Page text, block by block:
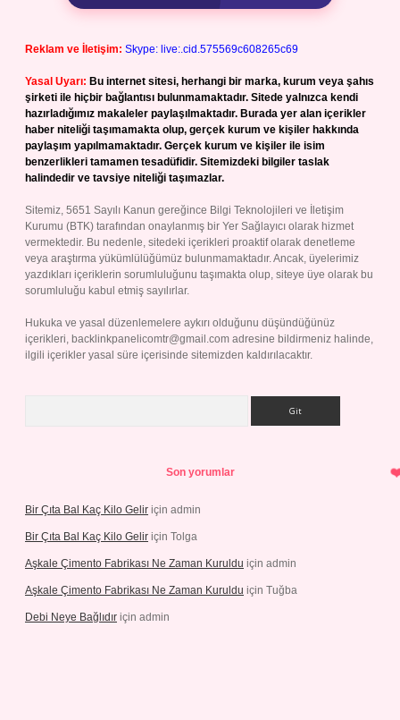
Reklam ve İletişim: Skype: live:.cid.575569c608265c69
Yasal Uyarı: Bu internet sitesi, herhangi bir marka, kurum veya şahıs
şirketi ile hiçbir bağlantısı bulunmamaktadır. Sitede yalnızca kendi
hazırladığımız makaleler paylaşılmaktadır. Burada yer alan içerikler
haber niteliği taşımamakta olup, gerçek kurum ve kişiler hakkında
paylaşım yapılmamaktadır. Gerçek kurum ve kişiler ile isim
benzerlikleri tamamen tesadüfidir. Sitemizdeki bilgiler taslak
halindedir ve tavsiye niteliği taşımazlar.
Sitemiz, 5651 Sayılı Kanun gereğince Bilgi Teknolojileri ve İletişim
Kurumu (BTK) tarafından onaylanmış bir Yer Sağlayıcı olarak hizmet
vermektedir. Bu nedenle, sitedeki içerikleri proaktif olarak denetleme
veya araştırma yükümlülüğümüz bulunmamaktadır. Ancak, üyelerimiz
yazdıkları içeriklerin sorumluluğunu taşımakta olup, siteye üye olarak bu
sorumluluğu kabul etmiş sayılırlar.
Hukuka ve yasal düzenlemelere aykırı olduğunu düşündüğünüz
içerikleri, backlinkpanelicomtr@gmail.com adresine bildirmeniz halinde,
ilgili içerikler yasal süre içerisinde sitemizden kaldırılacaktır.
Son yorumlar
Bir Çıta Bal Kaç Kilo Gelir için admin
Bir Çıta Bal Kaç Kilo Gelir için Tolga
Aşkale Çimento Fabrikası Ne Zaman Kuruldu için admin
Aşkale Çimento Fabrikası Ne Zaman Kuruldu için Tuğba
Debi Neye Bağlıdır için admin